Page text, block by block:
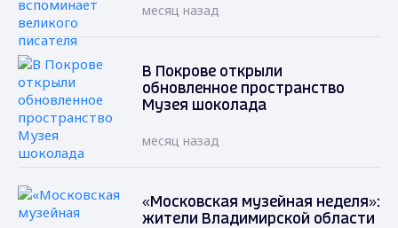
месяц назад
В Покрове открыли
обновленное пространство
Музея шоколада
месяц назад
«Московская музейная неделя»:
жители Владимирской области